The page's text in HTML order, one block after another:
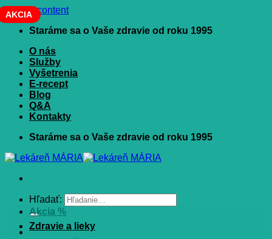
Skip to content
Staráme sa o Vaše zdravie od roku 1995
O nás
Služby
Vyšetrenia
E-recept
Blog
Q&A
Kontakty
Staráme sa o Vaše zdravie od roku 1995
Hľadať:
Akcia %
Zdravie a lieky
AKCIA